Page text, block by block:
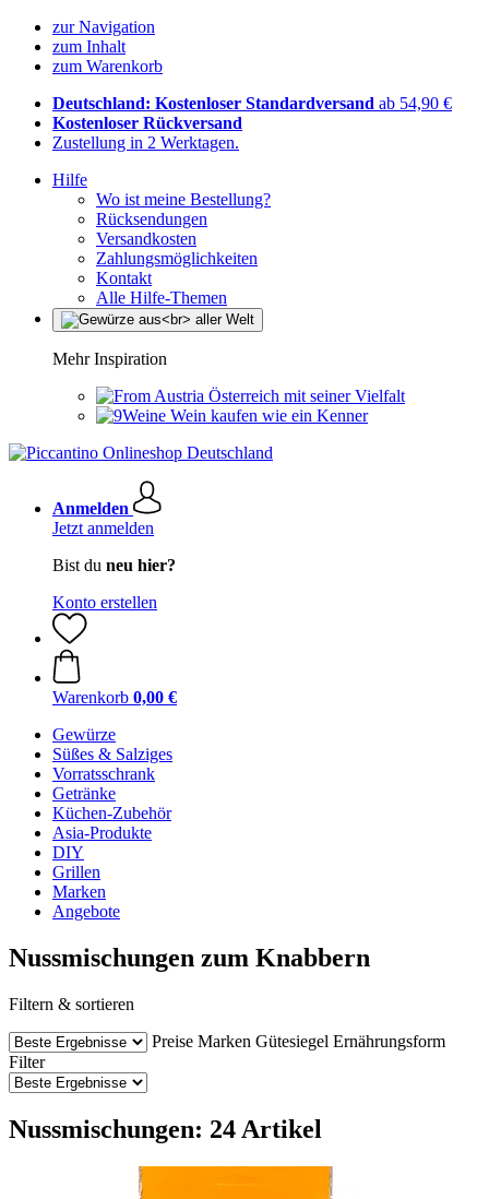
zur Navigation
zum Inhalt
zum Warenkorb
Deutschland: Kostenloser Standardversand ab 54,90 €
Kostenloser Rückversand
Zustellung in 2 Werktagen.
Hilfe
Wo ist meine Bestellung?
Rücksendungen
Versandkosten
Zahlungsmöglichkeiten
Kontakt
Alle Hilfe-Themen
Mehr Inspiration
Österreich mit seiner Vielfalt
Wein kaufen wie ein Kenner
Anmelden
Jetzt anmelden
Bist du neu hier?
Konto erstellen
Warenkorb 0,00 €
Gewürze
Süßes & Salziges
Vorratsschrank
Getränke
Küchen-Zubehör
Asia-Produkte
DIY
Grillen
Marken
Angebote
Nussmischungen zum Knabbern
Filtern & sortieren
Preise Marken Gütesiegel Ernährungsform
Filter
Nussmischungen: 24 Artikel